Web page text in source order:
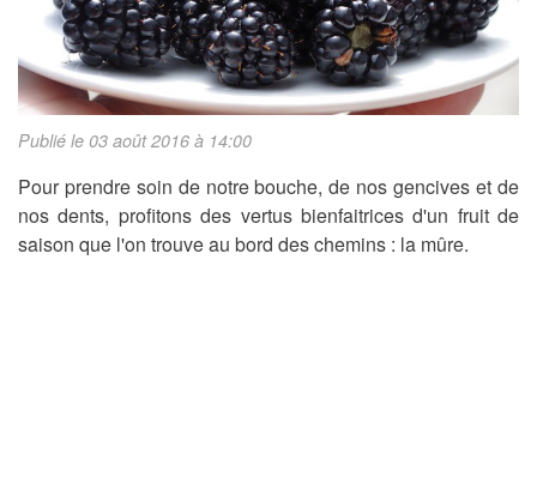
Publié le 03 août 2016 à 14:00
Pour prendre soin de notre bouche, de nos gencives et de
nos dents, profitons des vertus bienfaitrices d'un fruit de
saison que l'on trouve au bord des chemins : la mûre.